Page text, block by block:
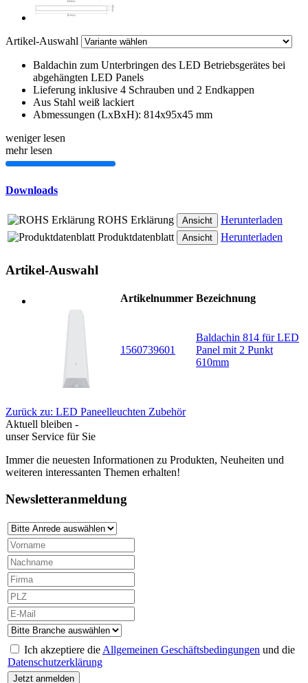
Artikel-Auswahl
Baldachin zum Unterbringen des LED Betriebsgerätes bei
abgehängten LED Panels
Lieferung inklusive 4 Schrauben und 2 Endkappen
Aus Stahl weiß lackiert
Abmessungen (LxBxH): 814x95x45 mm
weniger lesen
mehr lesen
Downloads
ROHS Erklärung Ansicht
Herunterladen
Produktdatenblatt
Ansicht Herunterladen
Artikel-Auswahl
Artikelnummer Bezeichnung
1560739601
Baldachin 814 für LED
Panel mit 2 Punkt
610mm
Zurück zu: LED Paneelleuchten Zubehör
Aktuell bleiben -
unser Service für Sie
Immer die neuesten Informationen zu Produkten, Neuheiten und
weiteren interessanten Themen erhalten!
Newsletteranmeldung
Ich akzeptiere die Allgemeinen Geschäftsbedingungen und die
Datenschutzerklärung